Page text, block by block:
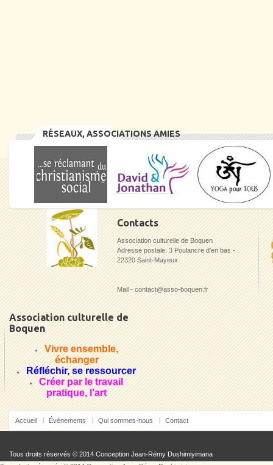
RÉSEAUX, ASSOCIATIONS AMIES
Contacts
Association culturelle de Boquen
Adresse postale: 3 Poulancre d'en bas -
22320 Saint-Mayeux
Mail - contact@asso-boquen.fr
Association culturelle de
Boquen
Vivre ensemble,
échanger
Réfléchir, se ressourcer
Créer par le travail
pratique, l’art
Accueil Événements Qui sommes-nous Contact
Tous droits réservés © 2014 Conception Jean-Rémy Dushimiyimana